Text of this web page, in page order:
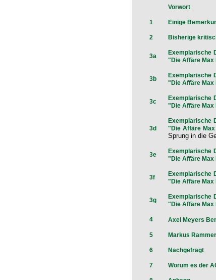
Vorwort
1 Einige
2 Bisherige
3a
Exemplarische
"Die Affäre Max
3b
Exemplarische
"Die Affäre Max
3c
Exemplarische
"Die Affäre Max
3d
Exemplarische
"Die Affäre
Sprung in die
3e
Exemplarische
"Die Affäre Max
3f
Exemplarische
"Die Affäre Max
3g
Exemplarische
"Die Affäre Max
4 Axel Meyers
5 Markus
6 Nachgefragt
7 Worum es der